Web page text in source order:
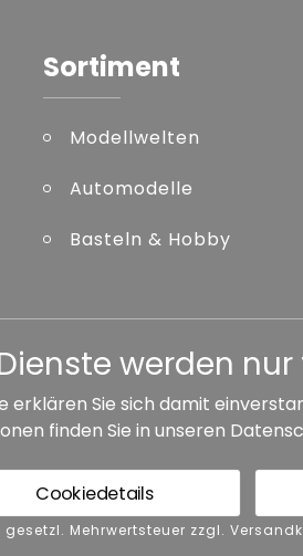
Sortiment
Modellwelten
Automodelle
Basteln & Hobby
Barrierefreiheit
werden
erklären Sie sich damit
finden Sie in unseren
Cookiedetails
gesetzl. Mehrwertsteuer zzgl.